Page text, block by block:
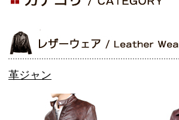
革ジャン